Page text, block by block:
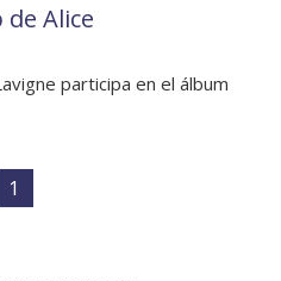
Alice
participa en el álbum
1